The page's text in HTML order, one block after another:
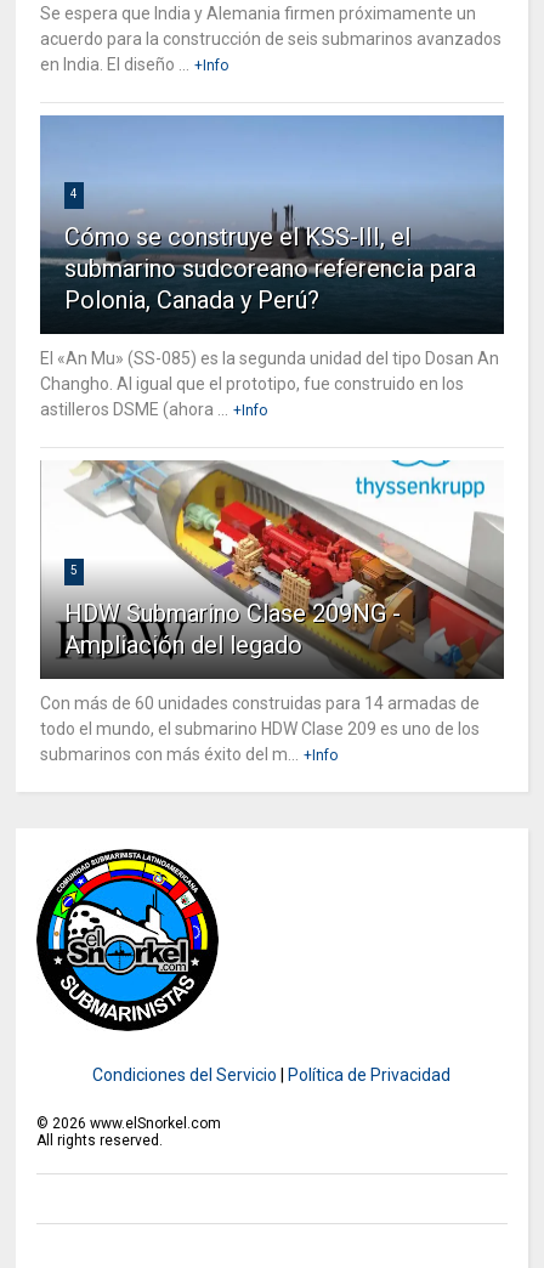
Se espera que India y Alemania firmen próximamente un
acuerdo para la construcción de seis submarinos avanzados
en India. El diseño ...
+Info
4
Cómo se construye el KSS-III, el
submarino sudcoreano referencia para
Polonia, Canada y Perú?
El «An Mu» (SS-085) es la segunda unidad del tipo Dosan An
Changho. Al igual que el prototipo, fue construido en los
astilleros DSME (ahora ...
+Info
5
HDW Submarino Clase 209NG -
Ampliación del legado
Con más de 60 unidades construidas para 14 armadas de
todo el mundo, el submarino HDW Clase 209 es uno de los
submarinos con más éxito del m...
+Info
Condiciones del Servicio Política de Privacidad
©2026 www.elSnorkel.com
All rights reserved.